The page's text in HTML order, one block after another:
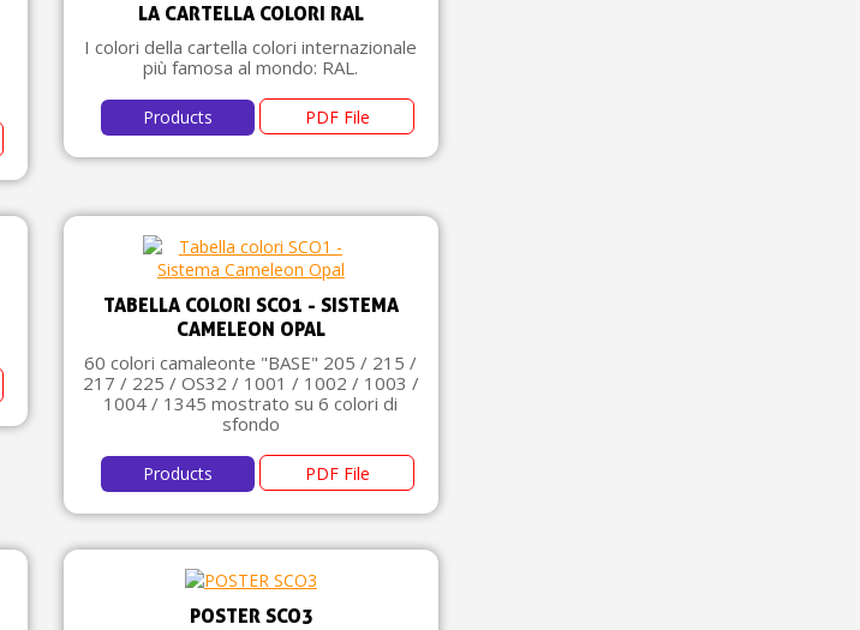
LA CARTELLA COLORI RAL
I colori della cartella colori internazionale
più famosa al mondo: RAL.
Products PDF File
TABELLA COLORI SCO1 - SISTEMA
CAMELEON OPAL
60 colori camaleonte "BASE" 205 / 215 /
217 / 225 / OS32 / 1001 / 1002 / 1003 /
1004 / 1345 mostrato su 6 colori di
sfondo
Products PDF File
POSTER SCO3